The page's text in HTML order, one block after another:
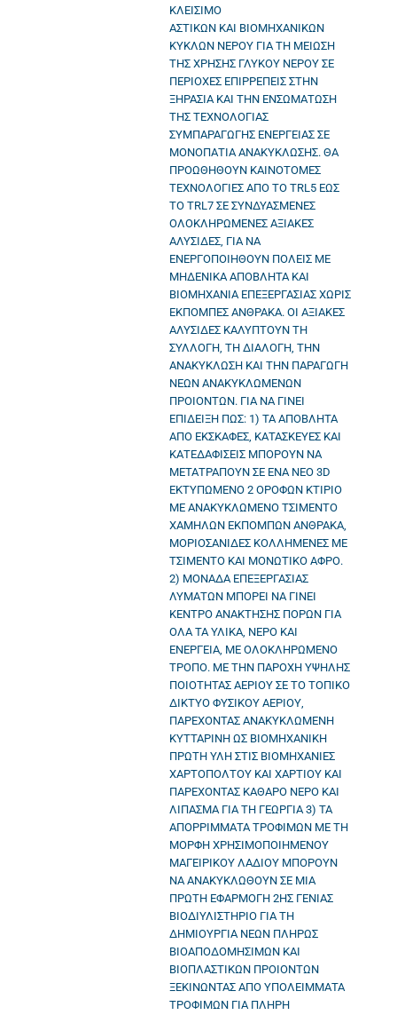
ΚΛΕΙΣΙΜΟ
ΑΣΤΙΚΩΝ ΚΑΙ ΒΙΟΜΗΧΑΝΙΚΩΝ
ΚΥΚΛΩΝ ΝΕΡΟΥ ΓΙΑ ΤΗ ΜΕΙΩΣΗ
ΤΗΣ ΧΡΗΣΗΣ ΓΛΥΚΟΥ ΝΕΡΟΥ ΣΕ
ΠΕΡΙΟΧΕΣ ΕΠΙΡΡΕΠΕΙΣ ΣΤΗΝ
ΞΗΡΑΣΙΑ ΚΑΙ ΤΗΝ ΕΝΣΩΜΑΤΩΣΗ
ΤΗΣ ΤΕΧΝΟΛΟΓΙΑΣ
ΣΥΜΠΑΡΑΓΩΓΗΣ ΕΝΕΡΓΕΙΑΣ ΣΕ
ΜΟΝΟΠΑΤΙΑ ΑΝΑΚΥΚΛΩΣΗΣ. ΘΑ
ΠΡΟΩΘΗΘΟΥΝ ΚΑΙΝΟΤΟΜΕΣ
ΤΕΧΝΟΛΟΓΙΕΣ ΑΠΟ ΤΟ TRL5 ΕΩΣ
ΤΟ TRL7 ΣΕ ΣΥΝΔΥΑΣΜΕΝΕΣ
ΟΛΟΚΛΗΡΩΜΕΝΕΣ ΑΞΙΑΚΕΣ
ΑΛΥΣΙΔΕΣ, ΓΙΑ ΝΑ
ΕΝΕΡΓΟΠΟΙΗΘΟΥΝ ΠΟΛΕΙΣ ΜΕ
ΜΗΔΕΝΙΚΑ ΑΠΟΒΛΗΤΑ ΚΑΙ
ΒΙΟΜΗΧΑΝΙΑ ΕΠΕΞΕΡΓΑΣΙΑΣ ΧΩΡΙΣ
ΕΚΠΟΜΠΕΣ ΑΝΘΡΑΚΑ. ΟΙ ΑΞΙΑΚΕΣ
ΑΛΥΣΙΔΕΣ ΚΑΛΥΠΤΟΥΝ ΤΗ
ΣΥΛΛΟΓΗ, ΤΗ ΔΙΑΛΟΓΗ, ΤΗΝ
ΑΝΑΚΥΚΛΩΣΗ ΚΑΙ ΤΗΝ ΠΑΡΑΓΩΓΗ
ΝΕΩΝ ΑΝΑΚΥΚΛΩΜΕΝΩΝ
ΠΡΟΙΟΝΤΩΝ. ΓΙΑ ΝΑ ΓΙΝΕΙ
ΕΠΙΔΕΙΞΗ ΠΩΣ: 1) ΤΑ ΑΠΟΒΛΗΤΑ
ΑΠΟ ΕΚΣΚΑΦΕΣ, ΚΑΤΑΣΚΕΥΕΣ ΚΑΙ
ΚΑΤΕΔΑΦΙΣΕΙΣ ΜΠΟΡΟΥΝ ΝΑ
ΜΕΤΑΤΡΑΠΟΥΝ ΣΕ ΕΝΑ ΝΕΟ 3D
ΕΚΤΥΠΩΜΕΝΟ 2 ΟΡΟΦΩΝ ΚΤΙΡΙΟ
ΜΕ ΑΝΑΚΥΚΛΩΜΕΝΟ ΤΣΙΜΕΝΤΟ
ΧΑΜΗΛΩΝ ΕΚΠΟΜΠΩΝ ΑΝΘΡΑΚΑ,
ΜΟΡΙΟΣΑΝΙΔΕΣ ΚΟΛΛΗΜΕΝΕΣ ΜΕ
ΤΣΙΜΕΝΤΟ ΚΑΙ ΜΟΝΩΤΙΚΟ ΑΦΡΟ.
2) ΜΟΝΑΔΑ ΕΠΕΞΕΡΓΑΣΙΑΣ
ΛΥΜΑΤΩΝ ΜΠΟΡΕΙ ΝΑ ΓΙΝΕΙ
ΚΕΝΤΡΟ ΑΝΑΚΤΗΣΗΣ ΠΟΡΩΝ ΓΙΑ
ΟΛΑ ΤΑ ΥΛΙΚΑ, ΝΕΡΟ ΚΑΙ
ΕΝΕΡΓΕΙΑ, ΜΕ ΟΛΟΚΛΗΡΩΜΕΝΟ
ΤΡΟΠΟ. ΜΕ ΤΗΝ ΠΑΡΟΧΗ ΥΨΗΛΗΣ
ΠΟΙΟΤΗΤΑΣ ΑΕΡΙΟΥ ΣΕ ΤΟ ΤΟΠΙΚΟ
ΔΙΚΤΥΟ ΦΥΣΙΚΟΥ ΑΕΡΙΟΥ,
ΠΑΡΕΧΟΝΤΑΣ ΑΝΑΚΥΚΛΩΜΕΝΗ
ΚΥΤΤΑΡΙΝΗ ΩΣ ΒΙΟΜΗΧΑΝΙΚΗ
ΠΡΩΤΗ ΥΛΗ ΣΤΙΣ ΒΙΟΜΗΧΑΝΙΕΣ
ΧΑΡΤΟΠΟΛΤΟΥ ΚΑΙ ΧΑΡΤΙΟΥ ΚΑΙ
ΠΑΡΕΧΟΝΤΑΣ ΚΑΘΑΡΟ ΝΕΡΟ ΚΑΙ
ΛΙΠΑΣΜΑ ΓΙΑ ΤΗ ΓΕΩΡΓΙΑ 3) ΤΑ
ΑΠΟΡΡΙΜΜΑΤΑ ΤΡΟΦΙΜΩΝ ΜΕ ΤΗ
ΜΟΡΦΗ ΧΡΗΣΙΜΟΠΟΙΗΜΕΝΟΥ
ΜΑΓΕΙΡΙΚΟΥ ΛΑΔΙΟΥ ΜΠΟΡΟΥΝ
ΝΑ ΑΝΑΚΥΚΛΩΘΟΥΝ ΣΕ ΜΙΑ
ΠΡΩΤΗ ΕΦΑΡΜΟΓΗ 2ΗΣ ΓΕΝΙΑΣ
ΒΙΟΔΙΥΛΙΣΤΗΡΙΟ ΓΙΑ ΤΗ
ΔΗΜΙΟΥΡΓΙΑ ΝΕΩΝ ΠΛΗΡΩΣ
ΒΙΟΑΠΟΔΟΜΗΣΙΜΩΝ ΚΑΙ
ΒΙΟΠΛΑΣΤΙΚΩΝ ΠΡΟΙΟΝΤΩΝ
ΞΕΚΙΝΩΝΤΑΣ ΑΠΟ ΥΠΟΛΕΙΜΜΑΤΑ
ΤΡΟΦΙΜΩΝ ΓΙΑ ΠΛΗΡΗ